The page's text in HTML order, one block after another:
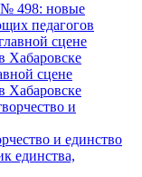
№ 498: новые
педагогов
сцене
Хабаровске
и единство